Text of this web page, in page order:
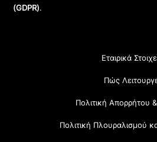
(GDPR).
Εταιρικά
Πώς
Πολιτική Απορρήτου
Πολιτική Πλουραλισμού